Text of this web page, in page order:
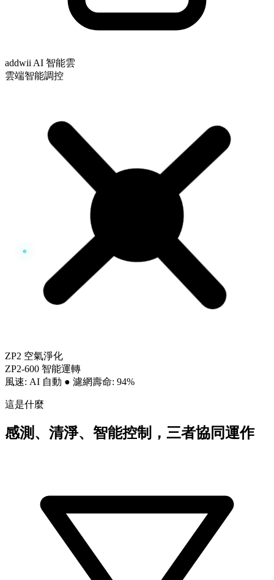
addwii AI 智能雲
雲端智能調控
ZP2 空氣淨化
ZP2-600 智能運轉
風速: AI 自動 ● 濾網壽命: 94%
這是什麼
感測、清淨、智能控制，三者協同運作